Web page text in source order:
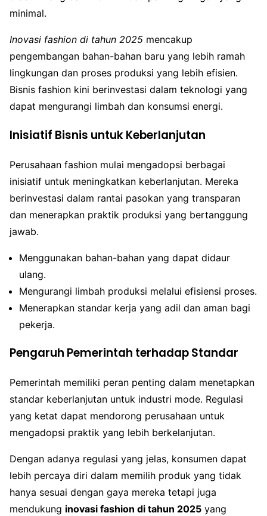
minimal.
Inovasi fashion di tahun 2025 mencakup
pengembangan bahan-bahan baru yang lebih ramah
lingkungan dan proses produksi yang lebih efisien.
Bisnis fashion kini berinvestasi dalam teknologi yang
dapat mengurangi limbah dan konsumsi energi.
Inisiatif Bisnis untuk Keberlanjutan
Perusahaan fashion mulai mengadopsi berbagai
inisiatif untuk meningkatkan keberlanjutan. Mereka
berinvestasi dalam rantai pasokan yang transparan
dan menerapkan praktik produksi yang bertanggung
jawab.
Menggunakan bahan-bahan yang dapat didaur
ulang.
Mengurangi limbah produksi melalui efisiensi proses.
Menerapkan standar kerja yang adil dan aman bagi
pekerja.
Pengaruh Pemerintah terhadap Standar
Pemerintah memiliki peran penting dalam menetapkan
standar keberlanjutan untuk industri mode. Regulasi
yang ketat dapat mendorong perusahaan untuk
mengadopsi praktik yang lebih berkelanjutan.
Dengan adanya regulasi yang jelas, konsumen dapat
lebih percaya diri dalam memilih produk yang tidak
hanya sesuai dengan gaya mereka tetapi juga
mendukung inovasi fashion di tahun 2025 yang